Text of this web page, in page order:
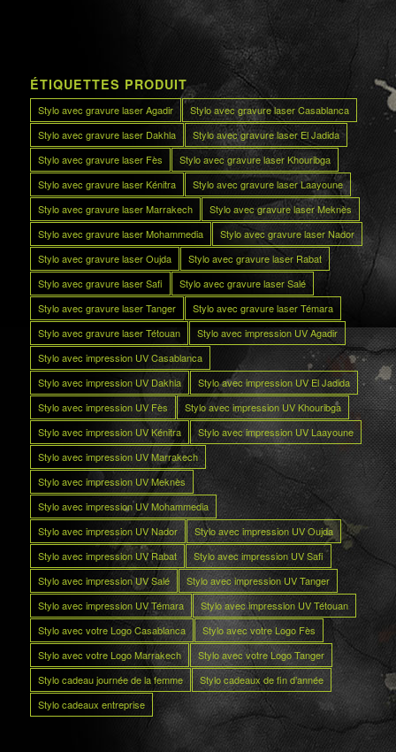
ÉTIQUETTES PRODUIT
Stylo avec gravure laser Agadir
Stylo avec gravure laser Casablanca
Stylo avec gravure laser Dakhla
Stylo avec gravure laser El Jadida
Stylo avec gravure laser Fès
Stylo avec gravure laser Khouribga
Stylo avec gravure laser Kénitra
Stylo avec gravure laser Laayoune
Stylo avec gravure laser Marrakech
Stylo avec gravure laser Meknès
Stylo avec gravure laser Mohammedia
Stylo avec gravure laser Nador
Stylo avec gravure laser Oujda
Stylo avec gravure laser Rabat
Stylo avec gravure laser Safi
Stylo avec gravure laser Salé
Stylo avec gravure laser Tanger
Stylo avec gravure laser Témara
Stylo avec gravure laser Tétouan
Stylo avec impression UV Agadir
Stylo avec impression UV Casablanca
Stylo avec impression UV Dakhla
Stylo avec impression UV El Jadida
Stylo avec impression UV Fès
Stylo avec impression UV Khouribga
Stylo avec impression UV Kénitra
Stylo avec impression UV Laayoune
Stylo avec impression UV Marrakech
Stylo avec impression UV Meknès
Stylo avec impression UV Mohammedia
Stylo avec impression UV Nador
Stylo avec impression UV Oujda
Stylo avec impression UV Rabat
Stylo avec impression UV Safi
Stylo avec impression UV Salé
Stylo avec impression UV Tanger
Stylo avec impression UV Témara
Stylo avec impression UV Tétouan
Stylo avec votre Logo Casablanca
Stylo avec votre Logo Fès
Stylo avec votre Logo Marrakech
Stylo avec votre Logo Tanger
Stylo cadeau journée de la femme
Stylo cadeaux de fin d’année
Stylo cadeaux entreprise